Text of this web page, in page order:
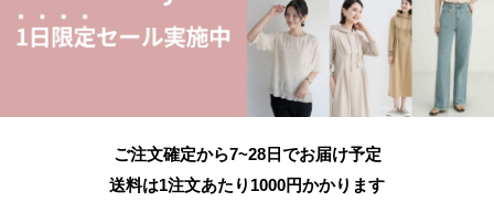
ご注文確定から7~28日でお届け予定
送料は1注文あたり 1000円かかります